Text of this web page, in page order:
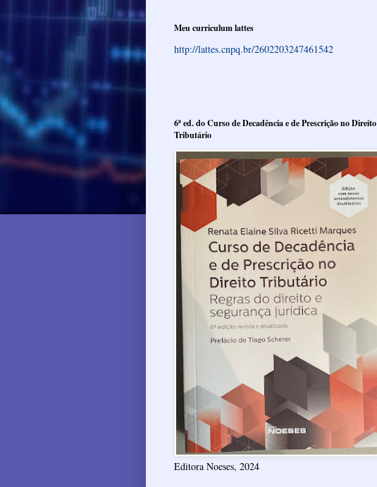
Meu curriculum lattes
http://lattes.cnpq.br/2602203247461542
6ª ed. do Curso de Decadência e de Prescrição no Direito
Tributário
Editora Noeses, 2024